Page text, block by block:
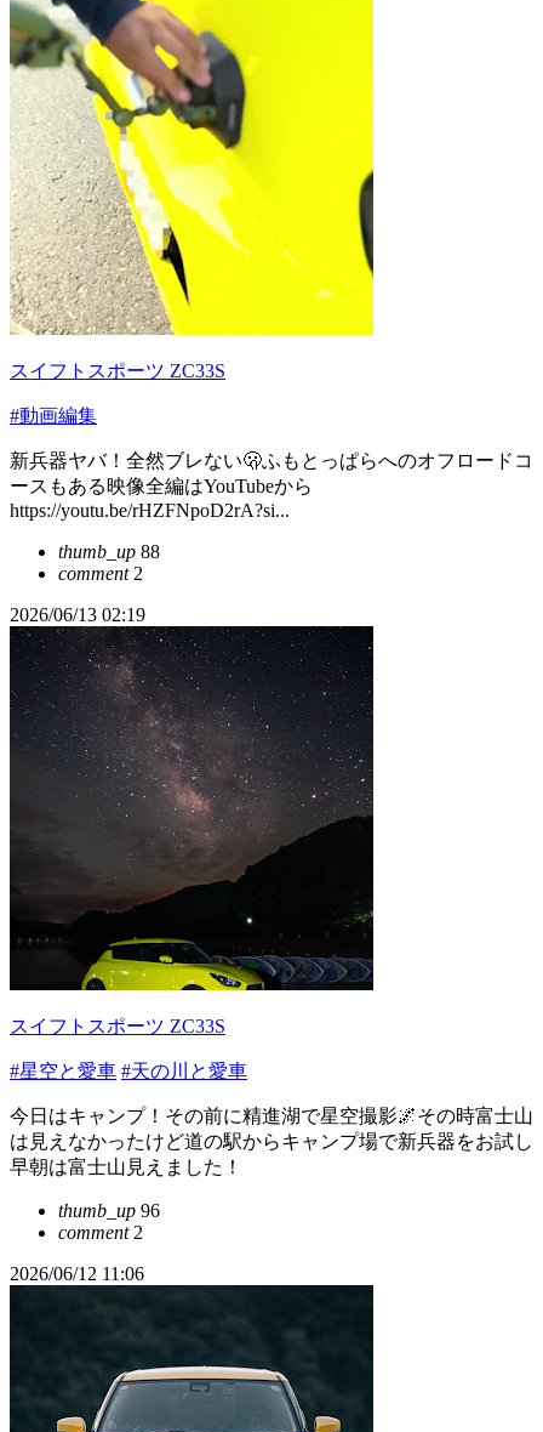
スイフトスポーツ ZC33S
#動画編集
新兵器ヤバ！全然ブレない🫢ふもとっぱらへのオフロードコ
ースもある映像全編はYouTubeから
https://youtu.be/rHZFNpoD2rA?si...
thumb_up 88
comment2
2026/06/13 02:19
スイフトスポーツ ZC33S
#星空と愛車 #天の川と愛車
今日はキャンプ！その前に精進湖で星空撮影🌌その時富士山
は見えなかったけど道の駅からキャンプ場で新兵器をお試し
早朝は富士山見えました！
thumb_up 96
comment2
2026/06/12 11:06